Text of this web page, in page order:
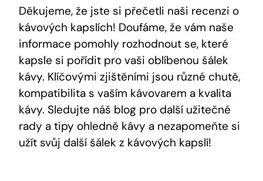
Děkujeme, že jste si přečetli naši recenzi o
kávových kapslích! Doufáme, že vám naše
informace pomohly rozhodnout se, které
kapsle si pořídit pro vaši oblíbenou šálek
kávy. Klíčovými zjištěními jsou různé chutě,
kompatibilita s vaším kávovarem a kvalita
kávy. Sledujte náš blog pro další užitečné
rady a tipy ohledně kávy a nezapomeňte si
užít svůj další šálek z kávových kapslí!